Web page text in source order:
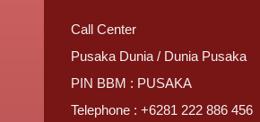
Call Center
Pusaka Dunia / Dunia Pusaka
PIN BBM : PUSAKA
Telephone : +6281 222 886 456